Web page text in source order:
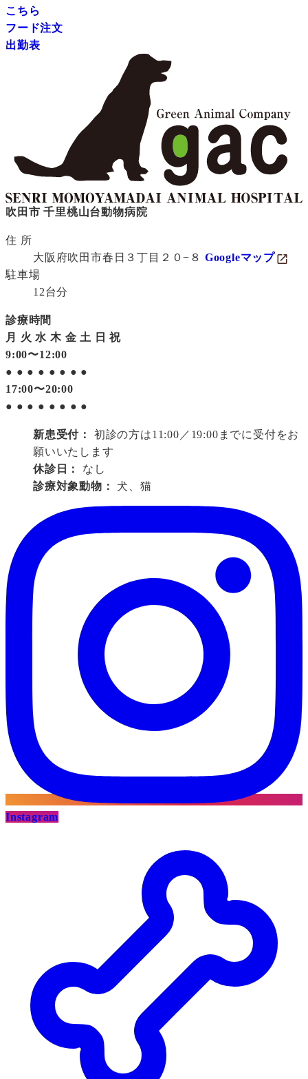
こちら
フード注文
出勤表
吹田市 千里桃山台動物病院
住 所
大阪府吹田市春日３丁目２０−８ Googleマップ
駐車場
12台分
診療時間
月
火 水 木 金 土 日 祝
9:00〜12:00
● ● ● ● ● ● ● ●
17:00〜20:00
● ● ● ● ● ● ● ●
新患受付：
初診の方は11:00／19:00までに受付をお
願いいたします
休診日：
なし
診療対象動物：
犬、猫
Instagram